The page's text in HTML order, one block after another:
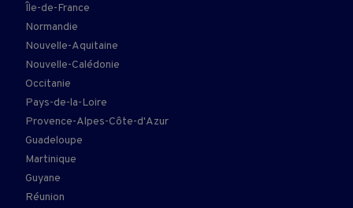
Île-de-France
Normandie
Nouvelle-Aquitaine
Nouvelle-Calédonie
Occitanie
Pays-de-la-Loire
Provence-Alpes-Côte-d'Azur
Guadeloupe
Martinique
Guyane
Réunion